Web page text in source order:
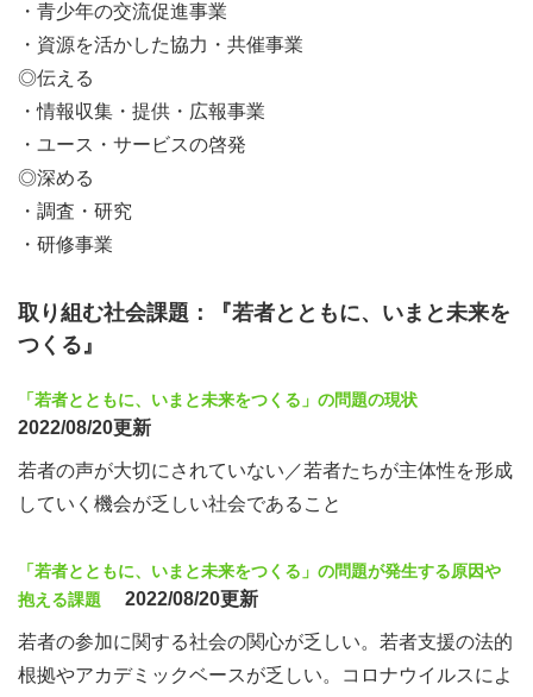
・青少年の交流促進事業
・資源を活かした協力・共催事業
◎伝える
・情報収集・提供・広報事業
・ユース・サービスの啓発
◎深める
・調査・研究
・研修事業
取り組む社会課題：『若者とともに、いまと未来を
つくる』
「若者とともに、いまと未来をつくる」の問題の現状
2022/08/20更新
若者の声が大切にされていない／若者たちが主体性を形成
していく機会が乏しい社会であること
「若者とともに、いまと未来をつくる」の問題が発生する原因や
抱える課題
2022/08/20更新
若者の参加に関する社会の関心が乏しい。若者支援の法的
根拠やアカデミックベースが乏しい。コロナウイルスによ